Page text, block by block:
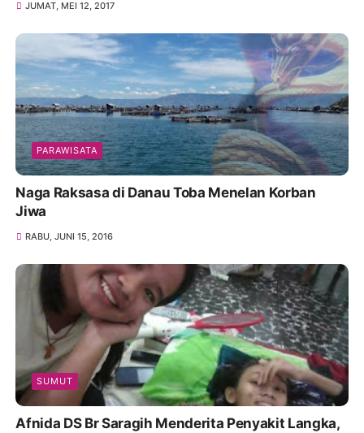
JUMAT, MEI 12, 2017
PARAWISATA
Naga Raksasa di Danau Toba Menelan Korban
Jiwa
RABU, JUNI 15, 2016
SUMUT
Afnida DS Br Saragih Menderita Penyakit Langka,